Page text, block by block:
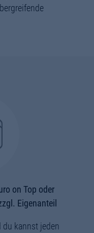
on Top oder
Eigenanteil
kannst jeden